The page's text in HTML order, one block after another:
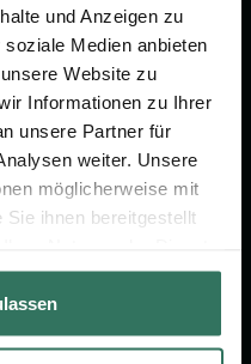
und Anzeigen zu
Medien anbieten
Website zu
Informationen zu Ihrer
unsere Partner für
weiter. Unsere
möglicherweise mit
ihnen bereitgestellt
Portal